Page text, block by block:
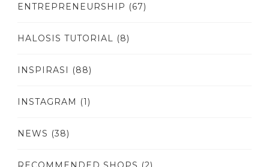
ENTREPRENEURSHIP (67)
HALOSIS TUTORIAL (8)
INSPIRASI (88)
INSTAGRAM (1)
NEWS (38)